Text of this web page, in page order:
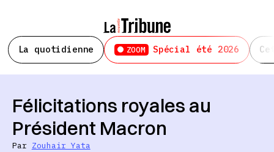
La quotidienne ZOOM Spécial été 2026
Félicitations royales au
Président Macron
Par Zouhair Yata